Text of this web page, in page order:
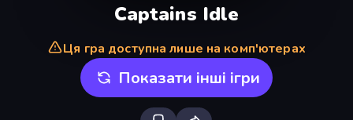
Captains Idle
Ця гра доступна лише на комп'ютерах
Показати інші ігри